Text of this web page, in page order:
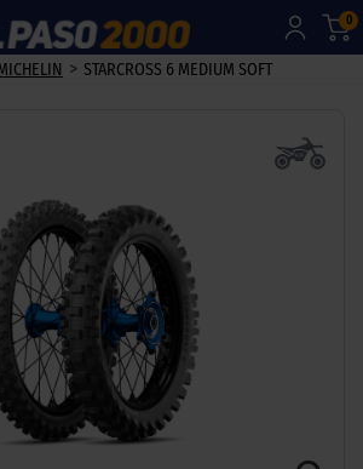
0
> STARCROSS 6 MEDIUM SOFT